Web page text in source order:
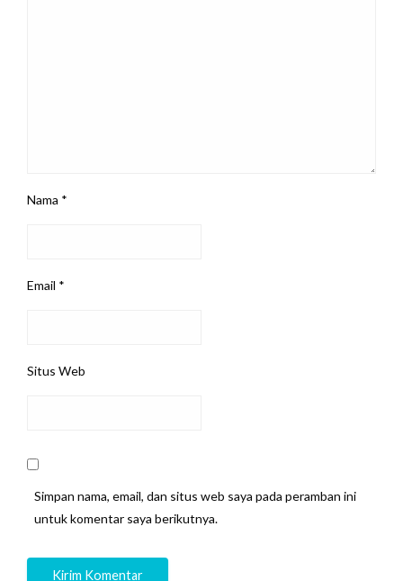
Nama *
Email *
Situs Web
Simpan nama, email, dan situs web saya pada peramban ini
untuk komentar saya berikutnya.